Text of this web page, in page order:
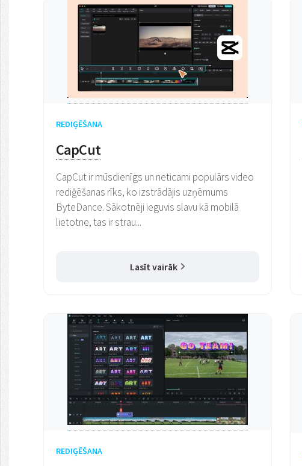
REDIĢĒŠANA
CapCut
CapCut ir mūsdienīgs un neticami populārs video
rediģēšanas rīks, ko izstrādājis uzņēmums
ByteDance. Sākotnēji ieguvis slavu kā mobilā
lietotne, tas ir strau...
Lasīt vairāk
REDIĢĒŠANA